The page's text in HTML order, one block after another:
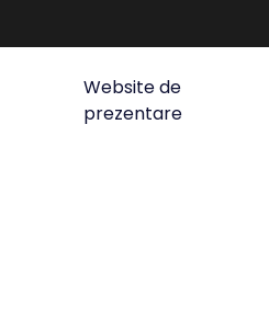
Website de
prezentare